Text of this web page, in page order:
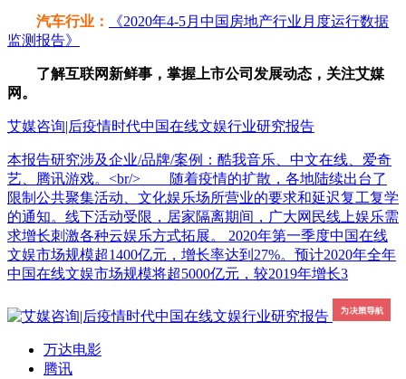
汽车行业：
《2020年4-5月中国房地产行业月度运行数据
监测报告》
了解互联网新鲜事，掌握上市公司发展动态，关注艾媒
网。
艾媒咨询|后疫情时代中国在线文娱行业研究报告
本报告研究涉及企业/品牌/案例：酷我音乐、中文在线、爱奇
艺、腾讯游戏。<br/> 随着疫情的扩散，各地陆续出台了
限制公共聚集活动、文化娱乐场所营业的要求和延迟复工复学
的通知。线下活动受限，居家隔离期间，广大网民线上娱乐需
求增长刺激各种云娱乐方式拓展。 2020年第一季度中国在线
文娱市场规模超1400亿元，增长率达到27%。预计2020年全年
中国在线文娱市场规模将超5000亿元，较2019年增长3
万达电影
腾讯